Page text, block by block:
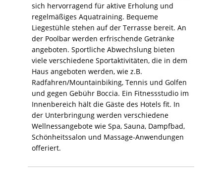
sich hervorragend für aktive Erholung und
regelmäßiges Aquatraining. Bequeme
Liegestühle stehen auf der Terrasse bereit. An
der Poolbar werden erfrischende Getränke
angeboten. Sportliche Abwechslung bieten
viele verschiedene Sportaktivitäten, die in dem
Haus angeboten werden, wie z.B.
Radfahren/Mountainbiking, Tennis und Golfen
und gegen Gebühr Boccia. Ein Fitnessstudio im
Innenbereich hält die Gäste des Hotels fit. In
der Unterbringung werden verschiedene
Wellnessangebote wie Spa, Sauna, Dampfbad,
Schönheitssalon und Massage-Anwendungen
offeriert.